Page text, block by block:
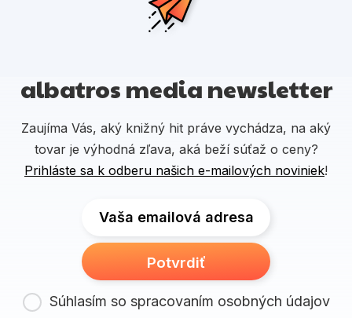
albatros media newsletter
Zaujíma Vás, aký knižný hit práve vychádza, na aký
tovar je výhodná zľava, aká beží súťaž o ceny?
Prihláste sa k odberu našich e-mailových noviniek!
Vaša emailová adresa
Potvrdiť
Súhlasím so spracovaním osobných údajov